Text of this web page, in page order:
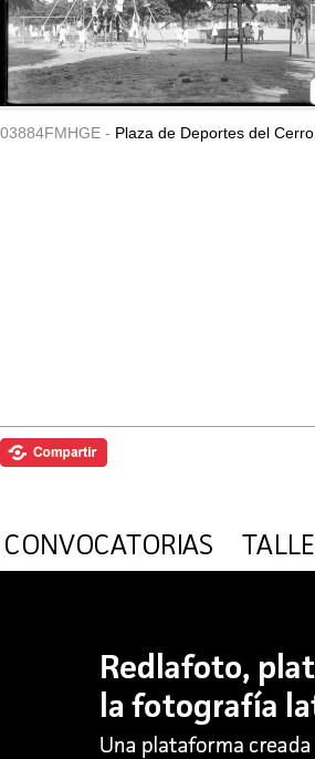
03884FMHGE - Plaza de Deportes del Cerro.